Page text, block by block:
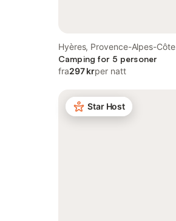
Hyères, Provence-Alpes-Côte
d'Azur
Camping for 5 personer
fra297 krper natt
Star Host